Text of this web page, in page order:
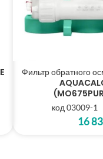
Фильтр обратного
код 03009-1
16 834